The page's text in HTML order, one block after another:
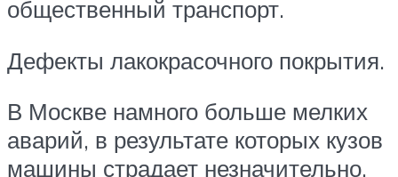
общественный транспорт.
Дефекты лакокрасочного покрытия.
В Москве намного больше мелких
аварий, в результате которых кузов
машины страдает незначительно.